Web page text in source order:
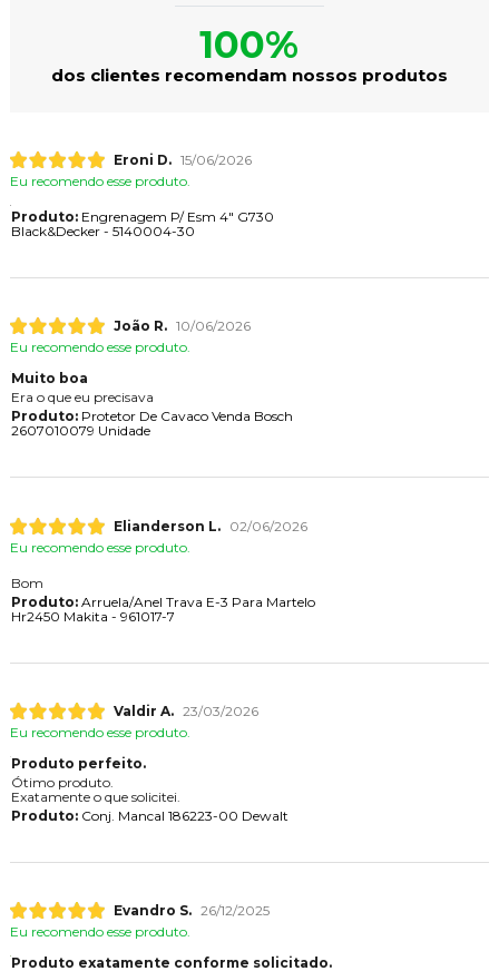
100%
dos clientes recomendam nossos produtos
Eroni D. 15/06/2026
Eu recomendo esse produto.
Produto:Engrenagem P/ Esm 4" G730
Black&Decker - 5140004-30
João R. 10/06/2026
Eu recomendo esse produto.
Muito boa
Era o que eu precisava
Produto:Protetor De Cavaco Venda Bosch
2607010079 Unidade
Elianderson L.
02/06/2026
Eu recomendo esse produto.
Bom
Produto:Arruela/Anel Trava E-3 Para Martelo
Hr2450 Makita - 961017-7
Valdir A. 23/03/2026
Eu recomendo esse produto.
Produto perfeito.
Ótimo produto.
Exatamente o que solicitei.
Produto:Conj. Mancal 186223-00 Dewalt
Evandro S. 26/12/2025
Eu recomendo esse produto.
Produto exatamente conforme solicitado.